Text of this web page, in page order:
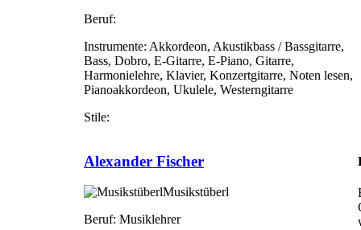
Beruf:
Instrumente: Akkordeon, Akustikbass / Bassgitarre,
Bass, Dobro, E-Gitarre, E-Piano, Gitarre,
Harmonielehre, Klavier, Konzertgitarre, Noten lesen,
Pianoakkordeon, Ukulele, Westerngitarre
Stile:
Alexander Fischer
Musikstüberl
Beruf: Musiklehrer